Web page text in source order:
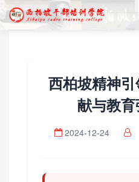
西柏坡精神
献与教
2024-12-24